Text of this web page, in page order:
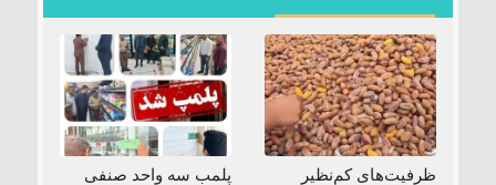
ظرفیت‌های کم‌نظیر
پلمب سه واحد صنفی